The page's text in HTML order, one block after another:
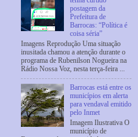
postagem da
Prefeitura de
Barrocas: “Política é
coisa séria”
Imagens Reprodução Uma situação
inusitada chamou a atenção durante o
programa de Rubenilson Nogueira na
Rádio Nossa Voz, nesta terça-feira ...
Barrocas está entre os
municípios em alerta
para vendaval emitido
pelo Inmet
Imagem Ilustrativa O
município de